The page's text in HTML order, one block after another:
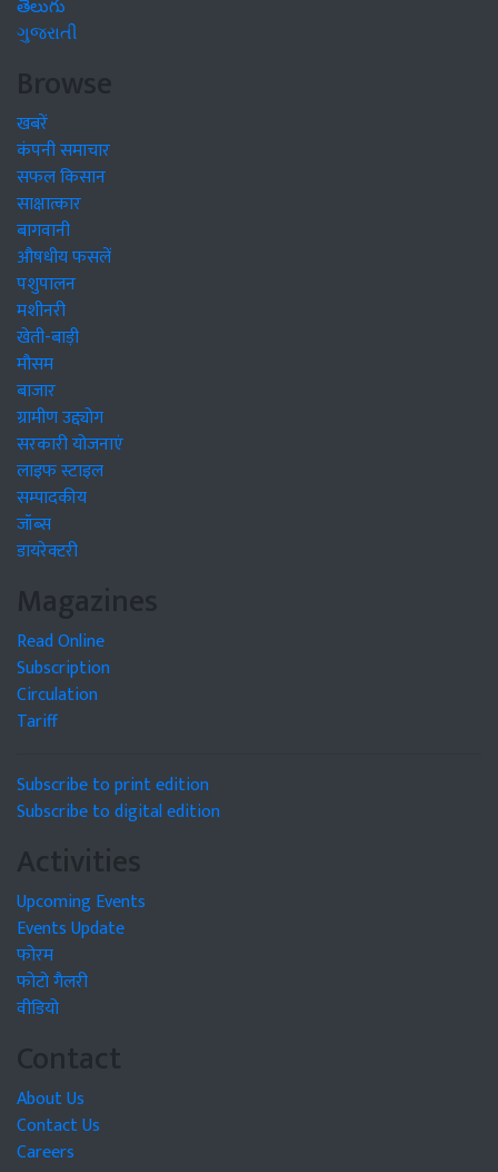
తెలుగు
ગુજરાતી
Browse
खबरें
कंपनी समाचार
सफल किसान
साक्षात्कार
बागवानी
औषधीय फसलें
पशुपालन
मशीनरी
खेती-बाड़ी
मौसम
बाजार
ग्रामीण उद्द्योग
सरकारी योजनाएं
लाइफ स्टाइल
सम्पादकीय
जॉब्स
डायरेक्टरी
Magazines
Read Online
Subscription
Circulation
Tariff
Subscribe to print edition
Subscribe to digital edition
Activities
Upcoming Events
Events Update
फोरम
फोटो गैलरी
वीडियो
Contact
About Us
Contact Us
Careers